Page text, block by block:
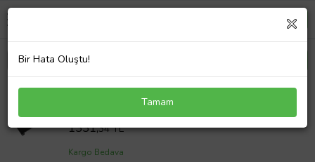
Hp ProBook 470 G4 Batarya ile Uyumlu Pil RR03XL
Sepet Fiyatı
1331,34 TL
Kargo Bedava
Bir Hata Oluştu!
Tamam